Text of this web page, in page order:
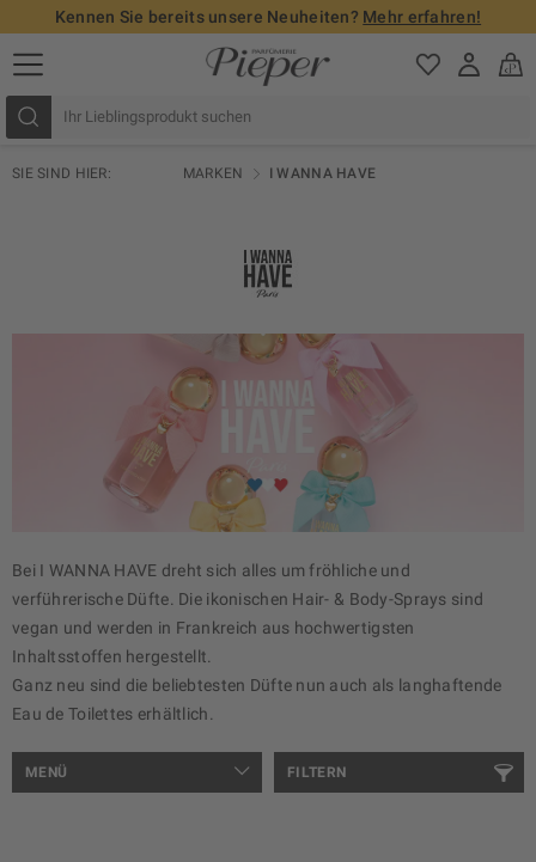
Kennen Sie bereits unsere Neuheiten? Mehr erfahren!
SIE SIND HIER: MARKEN I WANNA HAVE
Bei I WANNA HAVE dreht sich alles um fröhliche und
verführerische Düfte. Die ikonischen Hair- & Body-Sprays sind
vegan und werden in Frankreich aus hochwertigsten
Inhaltsstoffen hergestellt.
Ganz neu sind die beliebtesten Düfte nun auch als langhaftende
Eau de Toilettes erhältlich.
FILTERN
MENÜ